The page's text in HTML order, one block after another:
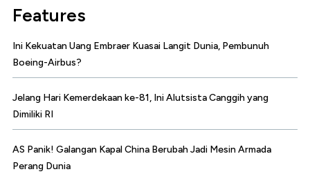
Features
Ini Kekuatan Uang Embraer Kuasai Langit Dunia, Pembunuh
Boeing-Airbus?
Jelang Hari Kemerdekaan ke-81, Ini Alutsista Canggih yang
Dimiliki RI
AS Panik! Galangan Kapal China Berubah Jadi Mesin Armada
Perang Dunia